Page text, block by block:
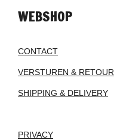
WEBSHOP
CONTACT
VERSTUREN & RETOUR
SHIPPING & DELIVERY
PRIVACY